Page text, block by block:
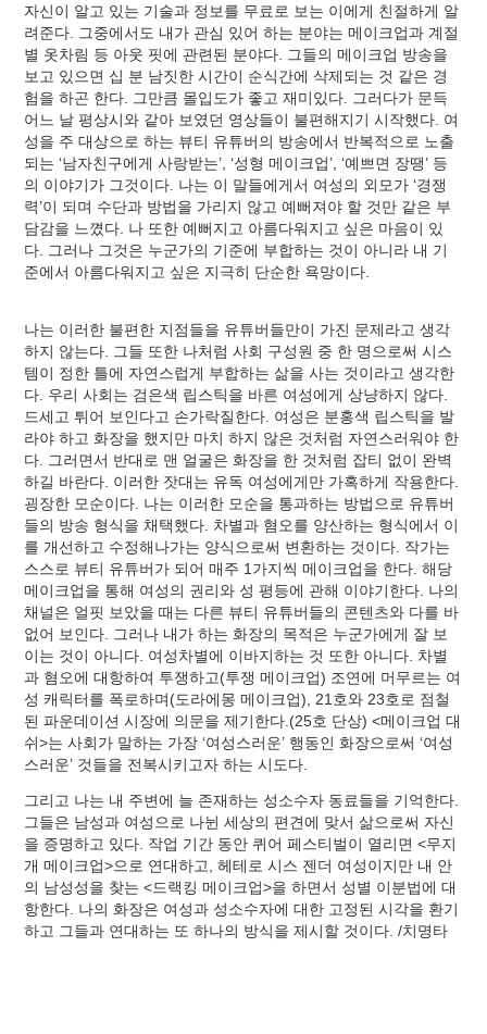
자신이 알고 있는 기술과 정보를 무료로 보는 이에게 친절하게 알
려준다. 그중에서도 내가 관심 있어 하는 분야는 메이크업과 계절
별 옷차림 등 아웃 핏에 관련된 분야다. 그들의 메이크업 방송을
보고 있으면 십 분 남짓한 시간이 순식간에 삭제되는 것 같은 경
험을 하곤 한다. 그만큼 몰입도가 좋고 재미있다. 그러다가 문득
어느 날 평상시와 같아 보였던 영상들이 불편해지기 시작했다. 여
성을 주 대상으로 하는 뷰티 유튜버의 방송에서 반복적으로 노출
되는 ‘남자친구에게 사랑받는’, ‘성형 메이크업’, ‘예쁘면 장땡’ 등
의 이야기가 그것이다. 나는 이 말들에게서 여성의 외모가 ‘경쟁
력’이 되며 수단과 방법을 가리지 않고 예뻐져야 할 것만 같은 부
담감을 느꼈다. 나 또한 예뻐지고 아름다워지고 싶은 마음이 있
다. 그러나 그것은 누군가의 기준에 부합하는 것이 아니라 내 기
준에서 아름다워지고 싶은 지극히 단순한 욕망이다.
나는 이러한 불편한 지점들을 유튜버들만이 가진 문제라고 생각
하지 않는다. 그들 또한 나처럼 사회 구성원 중 한 명으로써 시스
템이 정한 틀에 자연스럽게 부합하는 삶을 사는 것이라고 생각한
다. 우리 사회는 검은색 립스틱을 바른 여성에게 상냥하지 않다.
드세고 튀어 보인다고 손가락질한다. 여성은 분홍색 립스틱을 발
라야 하고 화장을 했지만 마치 하지 않은 것처럼 자연스러워야 한
다. 그러면서 반대로 맨 얼굴은 화장을 한 것처럼 잡티 없이 완벽
하길 바란다. 이러한 잣대는 유독 여성에게만 가혹하게 작용한다.
굉장한 모순이다. 나는 이러한 모순을 통과하는 방법으로 유튜버
들의 방송 형식을 채택했다. 차별과 혐오를 양산하는 형식에서 이
를 개선하고 수정해나가는 양식으로써 변환하는 것이다. 작가는
스스로 뷰티 유튜버가 되어 매주 1가지씩 메이크업을 한다. 해당
메이크업을 통해 여성의 권리와 성 평등에 관해 이야기한다. 나의
채널은 얼핏 보았을 때는 다른 뷰티 유튜버들의 콘텐츠와 다를 바
없어 보인다. 그러나 내가 하는 화장의 목적은 누군가에게 잘 보
이는 것이 아니다. 여성차별에 이바지하는 것 또한 아니다. 차별
과 혐오에 대항하여 투쟁하고(투쟁 메이크업) 조연에 머무르는 여
성 캐릭터를 폭로하며(도라에몽 메이크업), 21호와 23호로 점철
된 파운데이션 시장에 의문을 제기한다.(25호 단상) <메이크업 대
쉬>는 사회가 말하는 가장 ‘여성스러운’ 행동인 화장으로써 ‘여성
스러운’ 것들을 전복시키고자 하는 시도다.
그리고 나는 내 주변에 늘 존재하는 성소수자 동료들을 기억한다.
그들은 남성과 여성으로 나뉜 세상의 편견에 맞서 삶으로써 자신
을 증명하고 있다. 작업 기간 동안 퀴어 페스티벌이 열리면 <무지
개 메이크업>으로 연대하고, 헤테로 시스 젠더 여성이지만 내 안
의 남성성을 찾는 <드랙킹 메이크업>을 하면서 성별 이분법에 대
항한다. 나의 화장은 여성과 성소수자에 대한 고정된 시각을 환기
하고 그들과 연대하는 또 하나의 방식을 제시할 것이다. /치명타